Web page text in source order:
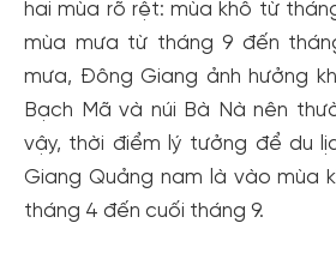
hai mùa rõ rệt: mùa khô từ
mùa mưa từ tháng 9 đến
mưa, Đông Giang ảnh hưởng
Bạch Mã và núi Bà Nà nên
vậy, thời điểm lý tưởng để du
Giang Quảng nam là vào mùa
tháng 4 đến cuối tháng 9.